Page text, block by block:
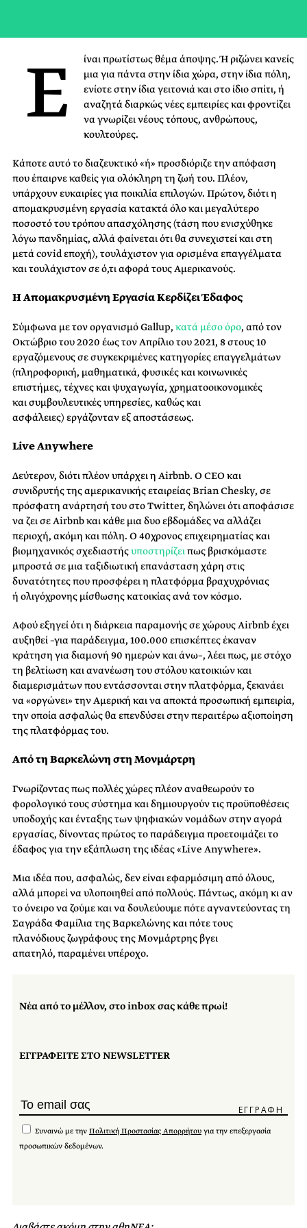
Ε
ίναι πρωτίστως θέμα άποψης. Ή ριζώνει κανείς
μια για πάντα στην ίδια χώρα, στην ίδια πόλη,
ενίοτε στην ίδια γειτονιά και στο ίδιο σπίτι, ή
αναζητά διαρκώς νέες εμπειρίες και φροντίζει
να γνωρίζει νέους τόπους, ανθρώπους,
κουλτούρες.
Κάποτε αυτό το διαζευκτικό «ή» προσδιόριζε την απόφαση
που έπαιρνε καθείς για ολόκληρη τη ζωή του. Πλέον,
υπάρχουν ευκαιρίες για ποικιλία επιλογών. Πρώτον, διότι η
απομακρυσμένη εργασία κατακτά όλο και μεγαλύτερο
ποσοστό του τρόπου απασχόλησης (τάση που ενισχύθηκε
λόγω πανδημίας, αλλά φαίνεται ότι θα συνεχιστεί και στη
μετά covid εποχή), τουλάχιστον για ορισμένα επαγγέλματα
και τουλάχιστον σε ό,τι αφορά τους Αμερικανούς.
Η Απομακρυσμένη Εργασία Κερδίζει Έδαφος
Σύμφωνα με τον οργανισμό Gallup, κατά μέσο όρο, από τον
Οκτώβριο του 2020 έως τον Απρίλιο του 2021, 8 στους 10
εργαζόμενους σε συγκεκριμένες κατηγορίες επαγγελμάτων
(πληροφορική, μαθηματικά, φυσικές και κοινωνικές
επιστήμες, τέχνες και ψυχαγωγία, χρηματοοικονομικές
και συμβουλευτικές υπηρεσίες, καθώς και
ασφάλειες) εργάζονταν εξ αποστάσεως.
Live Anywhere
Δεύτερον, διότι πλέον υπάρχει η Airbnb. Ο CEO και
συνιδρυτής της αμερικανικής εταιρείας Brian Chesky, σε
πρόσφατη ανάρτησή του στο Τwitter, δηλώνει ότι αποφάσισε
να ζει σε Airbnb και κάθε μια δυο εβδομάδες να αλλάζει
περιοχή, ακόμη και πόλη. Ο 40χρονος επιχειρηματίας και
βιομηχανικός σχεδιαστήςυποστηρίζειπως βρισκόμαστε
μπροστά σε μια ταξιδιωτική επανάσταση χάρη στις
δυνατότητες που προσφέρει η πλατφόρμα βραχυχρόνιας
ή ολιγόχρονης μίσθωσης κατοικίας ανά τον κόσμο.
Αφού εξηγεί ότι η διάρκεια παραμονής σε χώρους Airbnb έχει
αυξηθεί –για παράδειγμα, 100.000 επισκέπτες έκαναν
κράτηση για διαμονή 90 ημερών και άνω–, λέει πως, με στόχο
τη βελτίωση και ανανέωση του στόλου κατοικιών και
διαμερισμάτων που εντάσσονται στην πλατφόρμα, ξεκινάει
να «οργώνει» την Αμερική και να αποκτά προσωπική εμπειρία,
την οποία ασφαλώς θα επενδύσει στην περαιτέρω αξιοποίηση
της πλατφόρμας του.
Από τη Βαρκελώνη στη Μονμάρτρη
Γνωρίζοντας πως πολλές χώρες πλέον αναθεωρούν το
φορολογικό τους σύστημα και δημιουργούν τις προϋποθέσεις
υποδοχής και ένταξης των ψηφιακών νομάδων στην αγορά
εργασίας, δίνοντας πρώτος το παράδειγμα προετοιμάζει το
έδαφος για την εξάπλωση της ιδέας «Live Anywhere».
Μια ιδέα που, ασφαλώς, δεν είναι εφαρμόσιμη από όλους,
αλλά μπορεί να υλοποιηθεί από πολλούς. Πάντως, ακόμη κι αν
το όνειρο να ζούμε και να δουλεύουμε πότε αγναντεύοντας τη
Σαγράδα Φαμίλια της Βαρκελώνης και πότε τους
πλανόδιους ζωγράφους της Μονμάρτρης βγει
απατηλό, παραμένει υπέροχο.
Νέα από το μέλλον, στο inbox σας κάθε πρωί!
ΕΓΓΡΑΦΕΙΤΕ ΣΤΟ NEWSLETTER
Συναινώ με την Πολιτική Προστασίας Απορρήτου για την επεξεργασία
προσωπικών δεδομένων.